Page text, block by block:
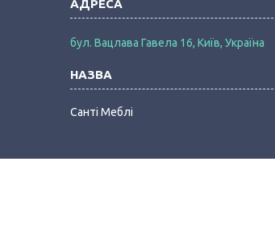
бул. Вацлава Гавела 16, Київ, Україна
Санті Меблі